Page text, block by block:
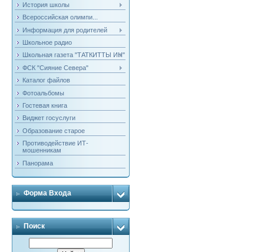
История школы
Всероссийская олимпи...
Информация для родителей
Школьное радио
Школьная газета "ТАТКИТТЫ ИН"
ФСК "Сияние Севера"
Каталог файлов
Фотоальбомы
Гостевая книга
Виджет госуслуги
Образование старое
Противодействие ИТ-
мошенникам
Панорама
Форма Входа
Поиск